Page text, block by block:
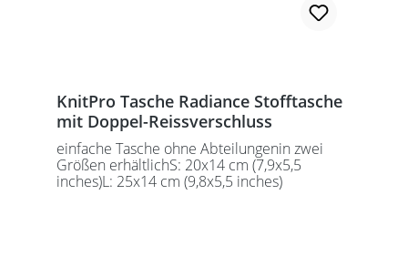
KnitPro Tasche Radiance Stofftasche
mit Doppel-Reissverschluss
einfache Tasche ohne Abteilungenin zwei
Größen erhältlichS: 20x14 cm (7,9x5,5
inches)L: 25x14 cm (9,8x5,5 inches)